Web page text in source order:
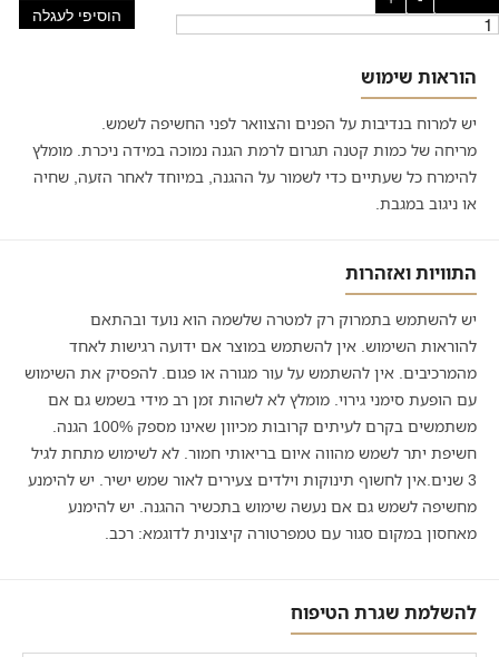
הוסיפי לעגלה
הוראות שימוש
יש למרוח בנדיבות על הפנים והצוואר לפני החשיפה לשמש.
מריחה של כמות קטנה תגרום לרמת הגנה נמוכה במידה ניכרת. מומלץ
להימרח כל שעתיים כדי לשמור על ההגנה, במיוחד לאחר הזעה, שחיה
או ניגוב במגבת.
התוויות ואזהרות
יש להשתמש בתמרוק רק למטרה שלשמה הוא נועד ובהתאם
להוראות השימוש. אין להשתמש במוצר אם ידועה רגישות לאחד
מהמרכיבים. אין להשתמש על עור מגורה או פגום. להפסיק את השימוש
עם הופעת סימני גירוי. מומלץ לא לשהות זמן רב מידי בשמש גם אם
משתמשים בקרם לעיתים קרובות מכיוון שאינו מספק 100% הגנה.
חשיפת יתר לשמש מהווה איום בריאותי חמור. לא לשימוש מתחת לגיל
3 שנים.אין לחשוף תינוקות וילדים צעירים לאור שמש ישיר. יש להימנע
מחשיפה לשמש גם אם נעשה שימוש בתכשיר ההגנה. יש להימנע
מאחסון במקום סגור עם טמפרטורה קיצונית לדוגמא: רכב.
להשלמת שגרת הטיפוח